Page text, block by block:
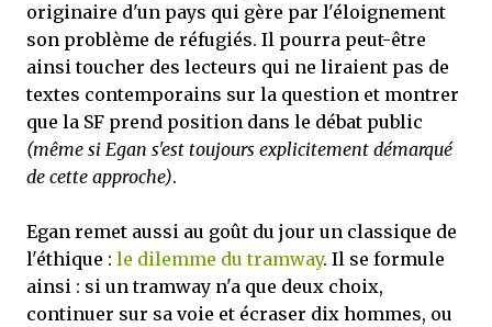
originaire d'un pays qui gère par l'éloignement
son problème de réfugiés. Il pourra peut-être
ainsi toucher des lecteurs qui ne liraient pas de
textes contemporains sur la question et montrer
que la SF prend position dans le débat public
(même si Egan s'est toujours explicitement démarqué
de cette approche).
Egan remet aussi au goût du jour un classique de
l'éthique : le dilemme du tramway. Il se formule
ainsi : si un tramway n'a que deux choix,
continuer sur sa voie et écraser dix hommes, ou